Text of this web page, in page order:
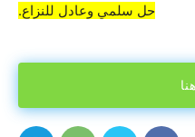
حل سلمي وعادل للنزاع.